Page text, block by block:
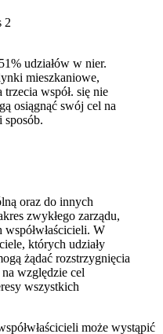
2
udziałów w nier.
mieszkaniowe,
trzecia współ. się nie
osiągnąć swój cel na
sposób.
oraz do innych
zwykłego zarządu,
W
których udziały
żądać rozstrzygnięcia
względzie cel
wszystkich
może wystąpić